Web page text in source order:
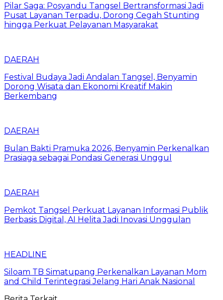
Pilar Saga: Posyandu Tangsel Bertransformasi Jadi
Pusat Layanan Terpadu, Dorong Cegah Stunting
hingga Perkuat Pelayanan Masyarakat
DAERAH
Festival Budaya Jadi Andalan Tangsel, Benyamin
Dorong Wisata dan Ekonomi Kreatif Makin
Berkembang
DAERAH
Bulan Bakti Pramuka 2026, Benyamin Perkenalkan
Prasiaga sebagai Pondasi Generasi Unggul
DAERAH
Pemkot Tangsel Perkuat Layanan Informasi Publik
Berbasis Digital, AI Helita Jadi Inovasi Unggulan
HEADLINE
Siloam TB Simatupang Perkenalkan Layanan Mom
and Child Terintegrasi Jelang Hari Anak Nasional